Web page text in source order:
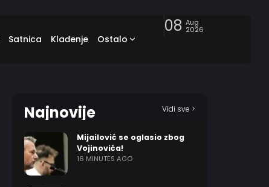
Satnica Klađenje Ostalo
08 Aug
2026
Najnovije Vidi sve >
Mijailović se oglasio zbog
Vojinovića!
16 MINUTES AGO